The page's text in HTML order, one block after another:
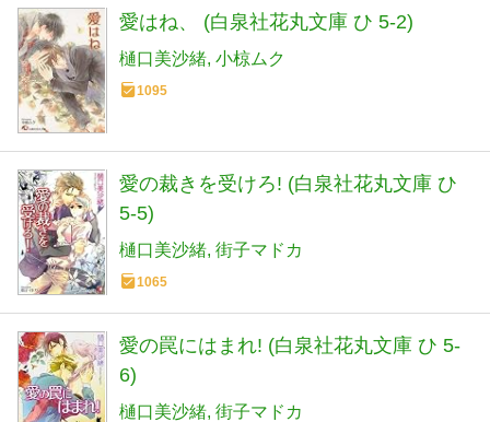
愛はね、 (白泉社花丸文庫 ひ 5-2)
樋口美沙緒 小椋ムク
1095
愛の裁きを受けろ! (白泉社花丸文庫 ひ
5-5)
樋口美沙緒 街子マドカ
1065
愛の罠にはまれ! (白泉社花丸文庫 ひ 5-
6)
樋口美沙緒 街子マドカ